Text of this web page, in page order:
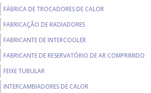
FÁBRICA DE TROCADORES DE CALOR
FABRICAÇÃO DE RADIADORES
FABRICANTE DE INTERCOOLER
FABRICANTE DE RESERVATÓRIO DE AR COMPRIMIDO
FEIXE TUBULAR
INTERCAMBIADORES DE CALOR